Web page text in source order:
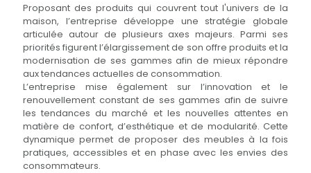
Proposant des produits qui couvrent tout l'univers de la
maison, l’entreprise développe une stratégie globale
articulée autour de plusieurs axes majeurs. Parmi ses
priorités figurent l’élargissement de son offre produits et la
modernisation de ses gammes afin de mieux répondre
aux tendances actuelles de consommation.
L’entreprise mise également sur l’innovation et le
renouvellement constant de ses gammes afin de suivre
les tendances du marché et les nouvelles attentes en
matière de confort, d’esthétique et de modularité. Cette
dynamique permet de proposer des meubles à la fois
pratiques, accessibles et en phase avec les envies des
consommateurs.